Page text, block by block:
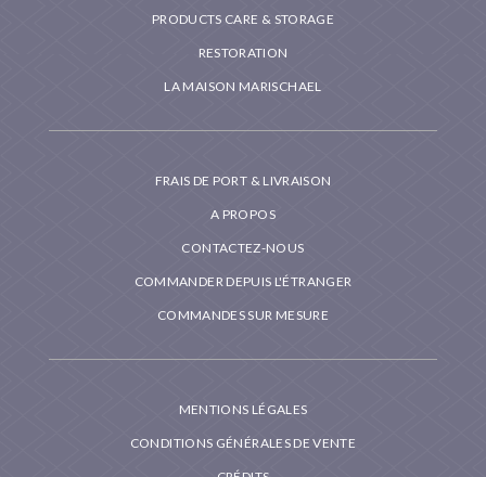
PRODUCTS CARE & STORAGE
RESTORATION
LA MAISON MARISCHAEL
FRAIS DE PORT & LIVRAISON
A PROPOS
CONTACTEZ-NOUS
COMMANDER DEPUIS L'ÉTRANGER
COMMANDES SUR MESURE
MENTIONS LÉGALES
CONDITIONS GÉNÉRALES DE VENTE